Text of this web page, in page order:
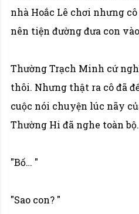
nhà Hoắc Lê chơi nhưng
nên tiện đường đưa con
Thường Trạch Minh cứ
thôi. Nhưng thật ra cô đã
cuộc nói chuyện lúc nãy
Thường Hi đã nghe toàn bộ.
"Bố… "
"Sao con? "